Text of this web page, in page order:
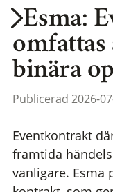
Esma:
binära
Publicerad 2026-
Eventkontrakt
framtida
vanligare. Esma